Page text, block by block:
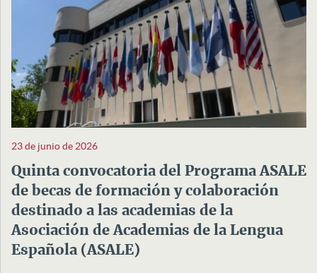
23 de junio de 2026
Quinta convocatoria del Programa ASALE
de becas de formación y colaboración
destinado a las academias de la
Asociación de Academias de la Lengua
Española (ASALE)